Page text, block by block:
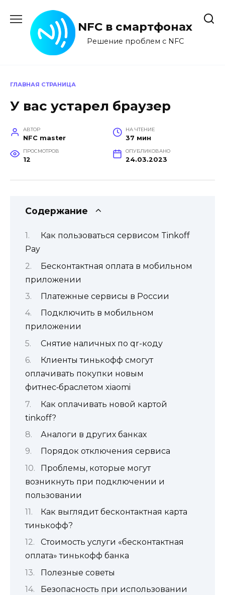
содержанию
NFC в смартфонах
Решение проблем с NFC
ГЛАВНАЯ СТРАНИЦА
У вас устарел браузер
АВТОР
NFC master
НА ЧТЕНИЕ
37 мин
ПРОСМОТРОВ
12
ОПУБЛИКОВАНО
24.03.2023
Содержание
Как пользоваться сервисом Tinkoff
Pay
Бесконтактная оплата в мобильном
приложении
Платежные сервисы в России
Подключить в мобильном
приложении
Снятие наличных по qr-коду
Клиенты тинькофф смогут
оплачивать покупки новым
фитнес‑браслетом xiaomi
Как оплачивать новой картой
tinkoff?
Аналоги в других банках
Порядок отключения сервиса
Проблемы, которые могут
возникнуть при подключении и
пользовании
Как выглядит бесконтактная карта
тинькофф?
Стоимость услуги «бесконтактная
оплата» тинькофф банка
Полезные советы
Безопасность при использовании